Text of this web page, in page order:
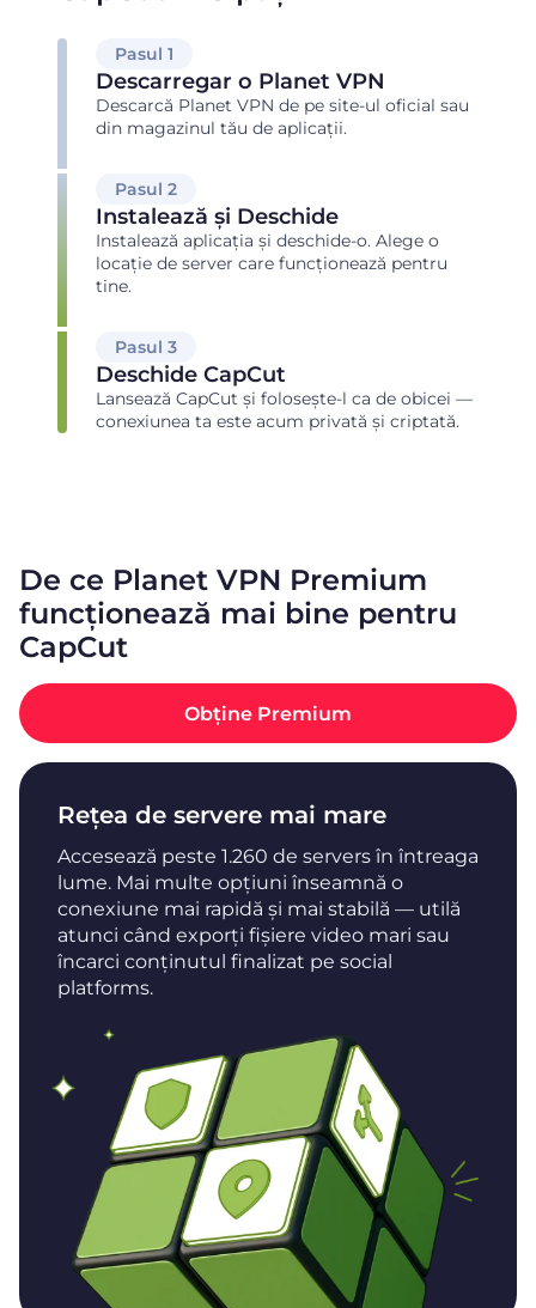
Pasul 1
Descarregar o Planet VPN
Descarcă Planet VPN de pe site-ul oficial sau
din magazinul tău de aplicații.
Pasul 2
Instalează și Deschide
Instalează aplicația și deschide-o. Alege o
locație de server care funcționează pentru
tine.
Pasul 3
Deschide CapCut
Lansează CapCut și folosește-l ca de obicei —
conexiunea ta este acum privată și criptată.
De ce Planet VPN Premium
funcționează mai bine pentru
CapCut
Obține Premium
Rețea de servere mai mare
Accesează peste 1.260 de servers în întreaga
lume. Mai multe opțiuni înseamnă o
conexiune mai rapidă și mai stabilă — utilă
atunci când exporți fișiere video mari sau
încarci conținutul finalizat pe social
platforms.